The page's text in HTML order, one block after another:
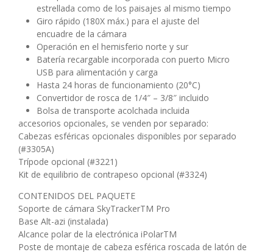
estrellada como de los paisajes al mismo tiempo
Giro rápido (180X máx.) para el ajuste del
encuadre de la cámara
Operación en el hemisferio norte y sur
Batería recargable incorporada con puerto Micro
USB para alimentación y carga
Hasta 24 horas de funcionamiento (20°C)
Convertidor de rosca de 1/4″ – 3/8″ incluido
Bolsa de transporte acolchada incluida
accesorios opcionales, se venden por separado:
Cabezas esféricas opcionales disponibles por separado
(#3305A)
Trípode opcional (#3221)
Kit de equilibrio de contrapeso opcional (#3324)
CONTENIDOS DEL PAQUETE
Soporte de cámara SkyTrackerTM Pro
Base Alt-azi (instalada)
Alcance polar de la electrónica iPolarTM
Poste de montaje de cabeza esférica roscada de latón de